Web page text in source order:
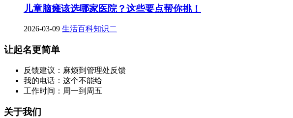
儿童脑瘫该选哪家医院？这些要点帮你挑！
2026-03-09 生活百科知识二
让起名更简单
反馈建议：麻烦到管理处反馈
我的电话：这个不能给
工作时间：周一到周五
关于我们